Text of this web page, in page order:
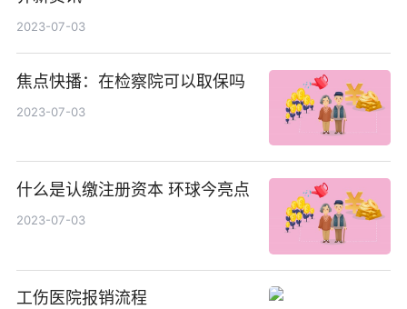
2023-07-03
焦点快播：在检察院可以取保吗
2023-07-03
什么是认缴注册资本 环球今亮点
2023-07-03
工伤医院报销流程